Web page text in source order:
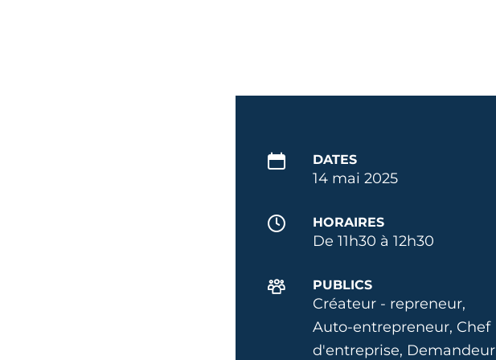
DATES
14 mai 2025
HORAIRES
De 11h30 à 12h30
PUBLICS
Créateur - repreneur,
Auto-entrepreneur, Chef
d'entreprise, Demandeur